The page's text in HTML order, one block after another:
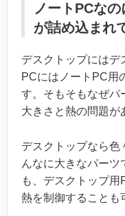
ノートPCな
が詰め込まれ
デスクトップにはデ
PCにはノートPC用
す。そもそもなぜパ
大きさと熱の問題が
デスクトップなら色
んなに大きなパーツ
も、デスクトップ用
熱を制御することも